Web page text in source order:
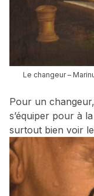
Le changeur –
Pour un
s’équiper pour à
surtout bien voir